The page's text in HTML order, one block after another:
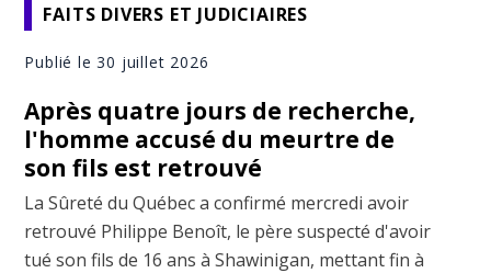
FAITS DIVERS ET JUDICIAIRES
Publié le 30 juillet 2026
Après quatre jours de recherche,
l'homme accusé du meurtre de
son fils est retrouvé
La Sûreté du Québec a confirmé mercredi avoir
retrouvé Philippe Benoît, le père suspecté d'avoir
tué son fils de 16 ans à Shawinigan, mettant fin à